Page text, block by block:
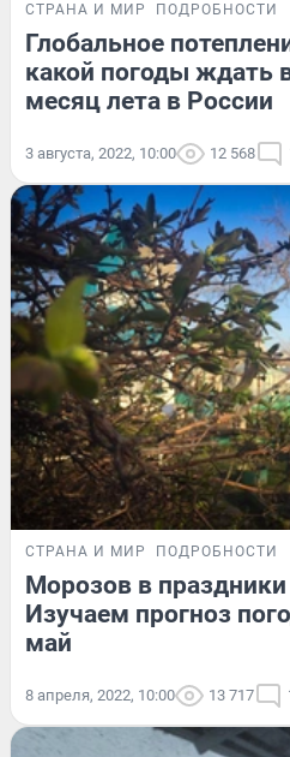
СТРАНА И МИР ПОДРОБНОСТИ
Глобальное
какой погоды ждать
месяц лета в России
3 августа, 2022, 10:00 12 568
СТРАНА И МИР ПОДРОБНОСТИ
Морозов в праздники
Изучаем прогноз
май
8 апреля, 2022, 10:00 13 717